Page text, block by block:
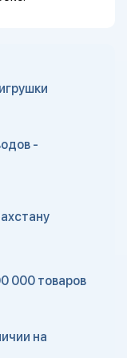
-
000 товаров
на